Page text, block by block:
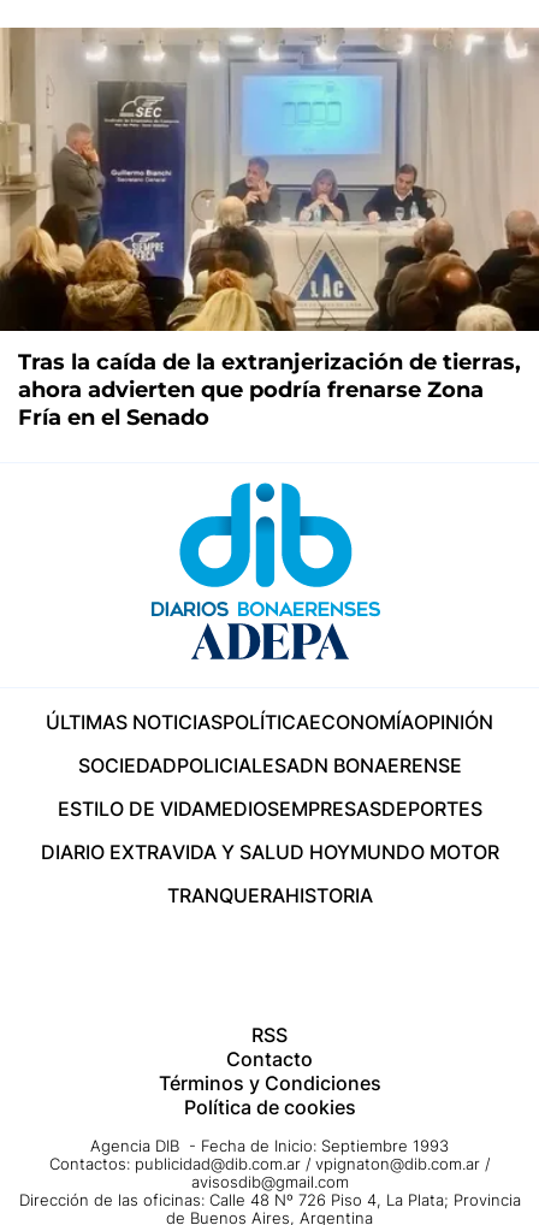
Tras la caída de la extranjerización de tierras,
ahora advierten que podría frenarse Zona
Fría en el Senado
ÚLTIMAS NOTICIASPOLÍTICAECONOMÍAOPINIÓN
SOCIEDADPOLICIALESADN BONAERENSE
ESTILO DE VIDAMEDIOSEMPRESASDEPORTES
DIARIO EXTRAVIDA Y SALUD HOYMUNDO MOTOR
TRANQUERAHISTORIA
RSS
Contacto
Términos y Condiciones
Política de cookies
Agencia DIB - Fecha de Inicio: Septiembre 1993
Contactos: publicidad@dib.com.ar / vpignaton@dib.com.ar /
avisosdib@gmail.com
Dirección de las oficinas: Calle 48 Nº 726 Piso 4, La Plata; Provincia
de Buenos Aires, Argentina